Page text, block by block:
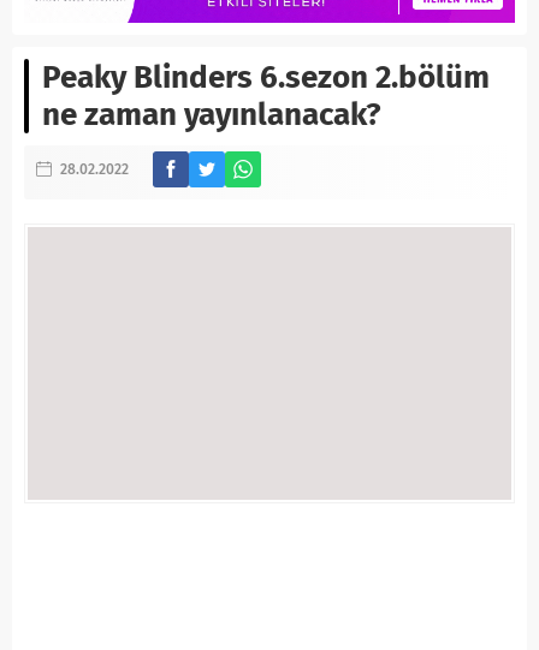
Peaky Blinders 6.sezon 2.bölüm
ne zaman yayınlanacak?
28.02.2022